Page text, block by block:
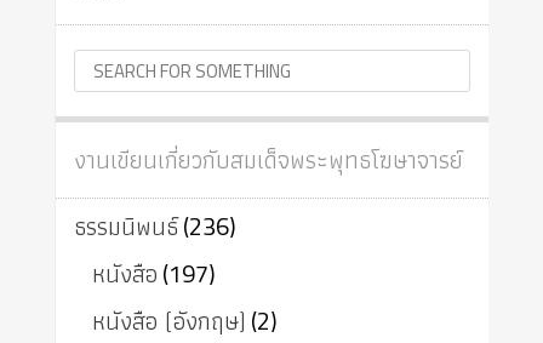
งานเขียนเกี่ยวกับสมเด็จพระพุทธโฆษาจารย์
ธรรมนิพนธ์(236)
หนังสือ(197)
หนังสือ (อังกฤษ) (2)